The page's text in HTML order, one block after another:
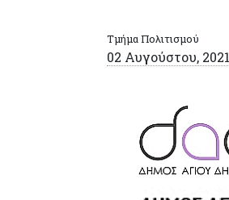
Τμήμα Πολιτισμού
02 Αυγούστου, 2021